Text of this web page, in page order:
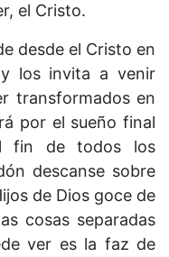
el Cristo.
desde el Cristo en
los invita a venir
transformados en
por el sueño final
fin de todos los
descanse sobre
de Dios goce de
cosas separadas
ver es la faz de